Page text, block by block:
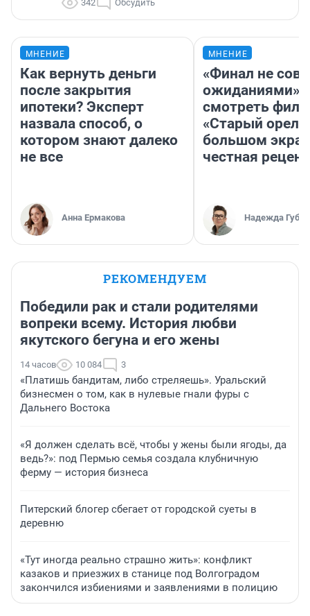
342 Обсудить
МНЕНИЕ
Как вернуть деньги
после закрытия
ипотеки? Эксперт
назвала способ, о
котором знают далеко
не все
Анна Ермакова
МНЕНИЕ
«Финал не
ожиданиями»:
смотреть
«Старый орел»
большом
честная
Надежда
РЕКОМЕНДУЕМ
Победили рак и стали родителями
вопреки всему. История любви
якутского бегуна и его жены
14 часов 10 084 3
«Платишь бандитам, либо стреляешь». Уральский
бизнесмен о том, как в нулевые гнали фуры с
Дальнего Востока
«Я должен сделать всё, чтобы у жены были ягоды, да
ведь?»: под Пермью семья создала клубничную
ферму — история бизнеса
Питерский блогер сбегает от городской суеты в
деревню
«Тут иногда реально страшно жить»: конфликт
казаков и приезжих в станице под Волгоградом
закончился избиениями и заявлениями в полицию